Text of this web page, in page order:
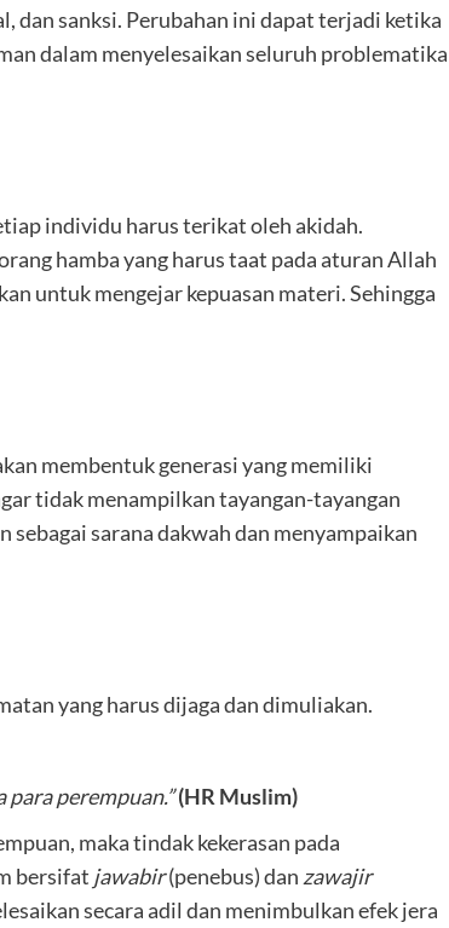
dan sanksi. Perubahan ini dapat terjadi ketika
dalam menyelesaikan seluruh problematika
individu harus terikat oleh akidah.
hamba yang harus taat pada aturan Allah
untuk mengejar kepuasan materi. Sehingga
membentuk generasi yang memiliki
tidak menampilkan tayangan-tayangan
sarana dakwah dan menyampaikan
yang harus dijaga dan dimuliakan.
perempuan.”(HR Muslim)
maka tindak kekerasan pada
bersifat jawabir(penebus) dan zawajir
secara adil dan menimbulkan efek jera